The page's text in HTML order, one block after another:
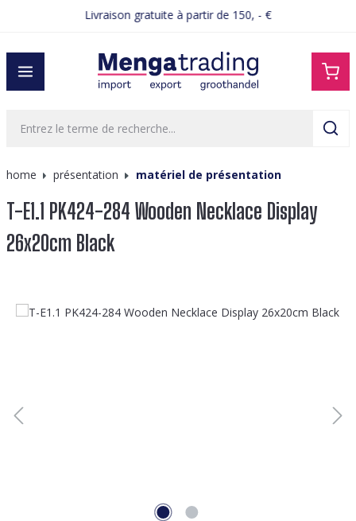
Livraison gratuite à partir de 150, - €
home présentation matériel de présentation
T-E1.1 PK424-284 Wooden Necklace Display
26x20cm Black
Ignorer la galerie d'images